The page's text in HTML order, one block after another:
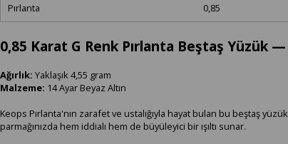
Pırlanta 0,85
0,85 Karat G Renk Pırlanta Beştaş Yüzük —
Ağırlık: Yaklaşık 4,55 gram
Malzeme: 14 Ayar Beyaz Altın
Keops Pırlanta'nın zarafet ve ustalığıyla hayat bulan bu beştaş
parmağınızda hem iddialı hem de büyüleyici bir ışıltı sunar.